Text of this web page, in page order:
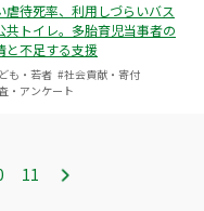
虐待死率、利用しづらいバス
共トイレ。多胎育児当事者の
と不足する支援
も・若者 #社会貢献・寄付
・アンケート
11